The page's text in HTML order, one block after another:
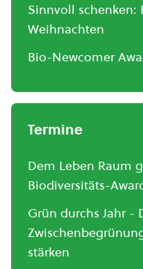
Sinnvoll schenken:
Weihnachten
Bio-Newcomer
Termine
Dem Leben Raum
Biodiversitäts-
Grün durchs Jahr -
stärken